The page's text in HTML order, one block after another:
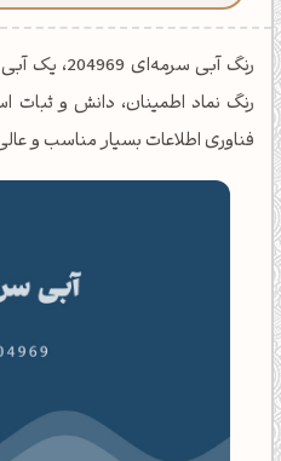
رنگ آبی
رنگ نماد اطمینان، دانش و ثبات
فناوری اطلاعات بسیار مناسب و